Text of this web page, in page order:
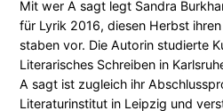
Mit wer A sagt legt Sandra
für Lyrik 2016, diesen Herbst
staben vor. Die Autorin studierte
Literarisches Schreiben in
A sagt ist zugleich ihr
Literaturinstitut in Leipzig und